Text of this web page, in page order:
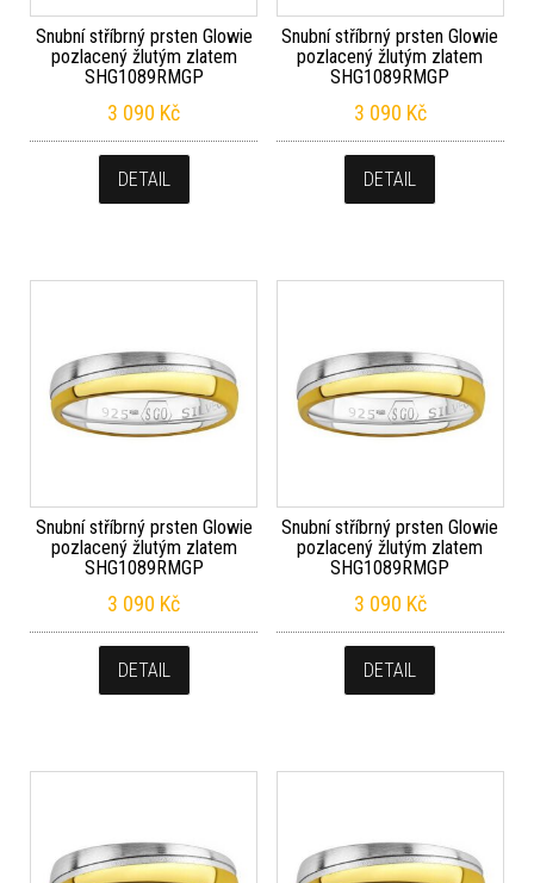
Snubní stříbrný prsten Glowie
pozlacený žlutým zlatem
SHG1089RMGP
3 090 Kč
DETAIL
Snubní stříbrný prsten Glowie
pozlacený žlutým zlatem
SHG1089RMGP
3 090 Kč
DETAIL
Snubní stříbrný prsten Glowie
pozlacený žlutým zlatem
SHG1089RMGP
3 090 Kč
DETAIL
Snubní stříbrný prsten Glowie
pozlacený žlutým zlatem
SHG1089RMGP
3 090 Kč
DETAIL